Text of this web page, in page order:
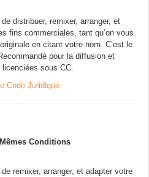
distribuer, remixer, arranger, et
fins commerciales, tant qu’on vous
en citant votre nom. C’est le
pour la diffusion et
sous CC.
Code Juridique
Conditions
remixer, arranger, et adapter votre